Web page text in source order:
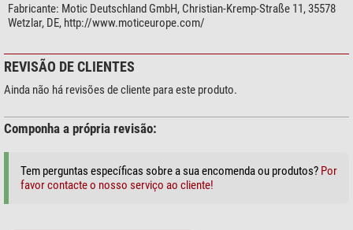
Fabricante: Motic Deutschland GmbH, Christian-Kremp-Straße 11, 35578
Wetzlar, DE, http://www.moticeurope.com/
REVISÃO DE CLIENTES
Ainda não há revisões de cliente para este produto.
Componha a própria revisão:
Tem perguntas específicas sobre a sua encomenda ou produtos? Por
favor contacte o nosso serviço ao cliente!